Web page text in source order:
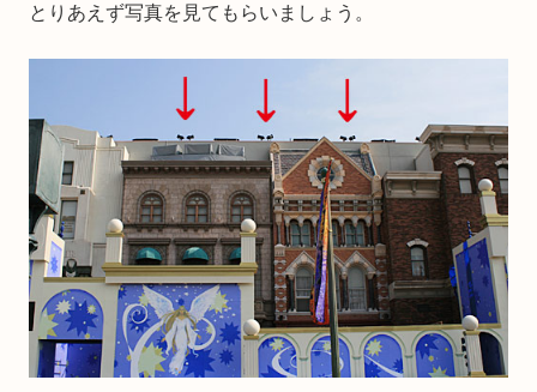
とりあえず写真を見てもらいましょう。